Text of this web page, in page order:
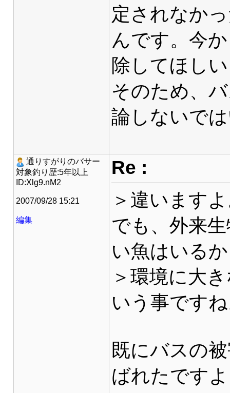
定されなか
んです。今
除してほし
そのため、
論しないで
通りすがりのバサー
対象釣り歴:5年以上
ID:Xlg9.nM2
2007/09/28 15:21
編集
Re :
＞違います
でも、外来
い魚はいる
＞環境に大
いう事です
既にバスの
ばれたです